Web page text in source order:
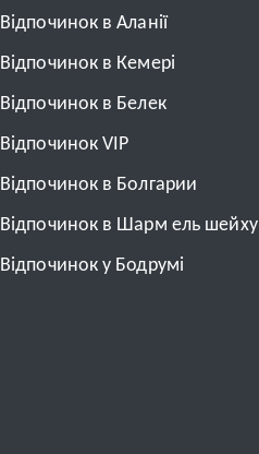
Відпочинок в Аланії
Відпочинок в Кемері
Відпочинок в Белек
Відпочинок VIP
Відпочинок в Болгарии
Відпочинок в Шарм ель шейху
Відпочинок у Бодрумі